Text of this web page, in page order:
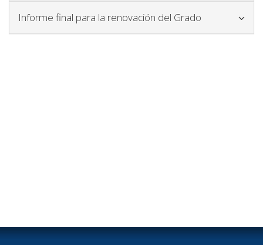
Informe final para la renovación del Grado Icono para